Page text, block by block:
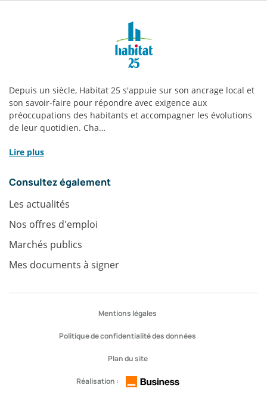
pratiques
Lire plus
Depuis un siècle, Habitat 25 s'appuie sur son ancrage local et
son savoir-faire pour répondre avec exigence aux
préoccupations des habitants et accompagner les évolutions
de leur quotidien. Cha…
Consultez également
Les actualités
Nos offres d'emploi
Marchés publics
Mes documents à signer
Mentions légales
Politique de confidentialité des données
Plan du site
Réalisation :